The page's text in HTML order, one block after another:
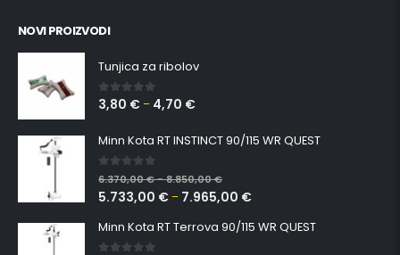
NOVI PROIZVODI
Tunjica za ribolov
0 out of 5
3,80 € – 4,70 €
Minn Kota RT INSTINCT 90/115 WR QUEST
0 out of 5
6.370,00€–8.850,00€
5.733,00 € – 7.965,00 €
Minn Kota RT Terrova 90/115 WR QUEST